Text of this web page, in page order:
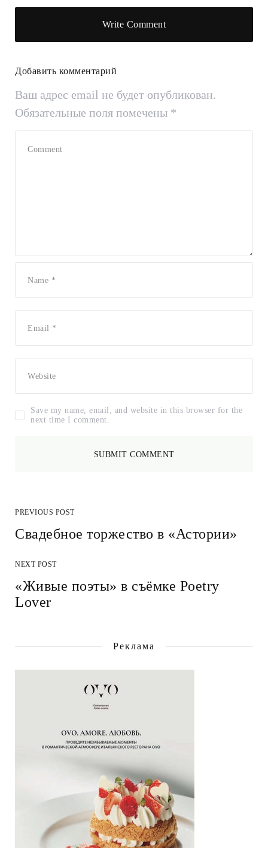
Write Comment
Добавить комментарий
Ваш адрес email не будет опубликован.
Обязательные поля помечены *
Save my name, email, and website in this browser for the
next time I comment.
PREVIOUS POST
Cвадебное торжество в «Астории»
NEXT POST
«Живые поэты» в съёмке Poetry
Lover
Реклама